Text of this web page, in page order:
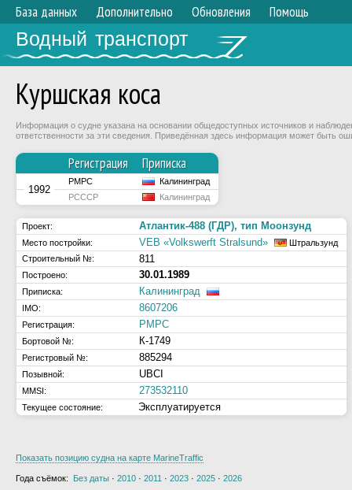
База данных Дополнительно Обновления Помощь
Водный транспорт
Куршская коса
Информация о судне указана на основании общедоступных источников и
ответственности за эти сведения. Приведённая здесь информация может быть
Регистрация Приписка
1992
РМРС
Калининград
РСССР
Калининград
Проект: Атлантик-488 (ГДР), тип Моонзунд
Место постройки: VEB «Volkswerft Stralsund»
Штральзунд
Строительный №:
811
Построено: 30.01.1989
Приписка: Калининград
IMO: 8607206
Регистрация: РМРС
Бортовой №: К-1749
Регистровый №: 885294
Позывной: UBCI
MMSI: 273532110
Текущее состояние: Эксплуатируется
Показать позицию судна на карте MarineTraffic
Года съёмок: Без даты · 2010 · 2011 · 2023 · 2025 · 2026